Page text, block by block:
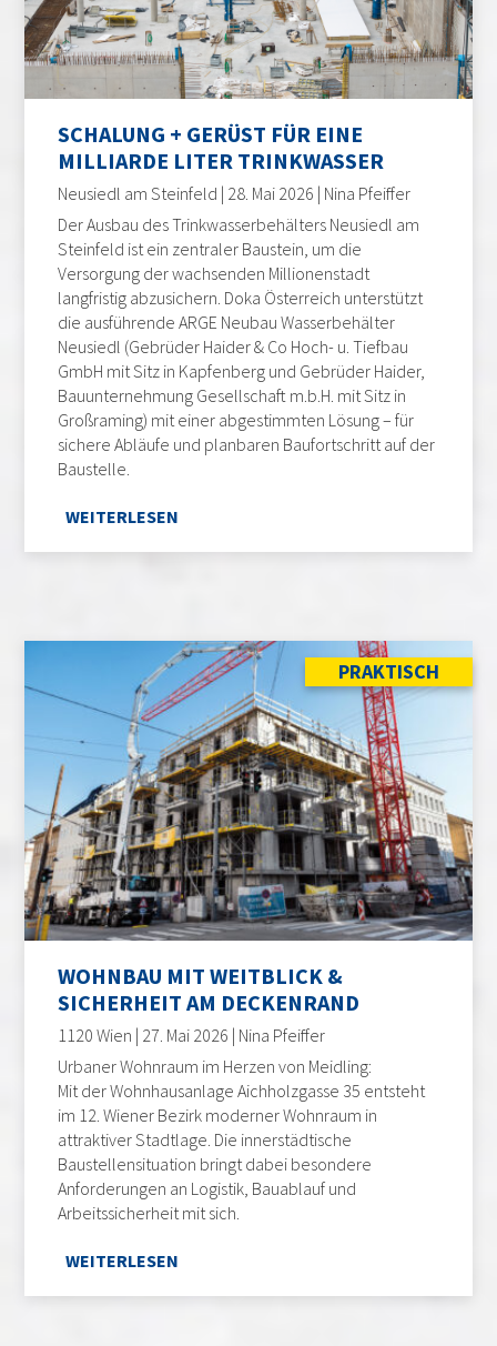
SCHALUNG + GERÜST FÜR EINE
MILLIARDE LITER TRINKWASSER
Neusiedl am Steinfeld | 28. Mai 2026 | Nina Pfeiffer
Der Ausbau des Trinkwasserbehälters Neusiedl am
Steinfeld ist ein zentraler Baustein, um die
Versorgung der wachsenden Millionenstadt
langfristig abzusichern. Doka Österreich unterstützt
die ausführende ARGE Neubau Wasserbehälter
Neusiedl (Gebrüder Haider & Co Hoch- u. Tiefbau
GmbH mit Sitz in Kapfenberg und Gebrüder Haider,
Bauunternehmung Gesellschaft m.b.H. mit Sitz in
Großraming) mit einer abgestimmten Lösung – für
sichere Abläufe und planbaren Baufortschritt auf der
Baustelle.
WEITERLESEN
PRAKTISCH
WOHNBAU MIT WEITBLICK &
SICHERHEIT AM DECKENRAND
1120 Wien | 27. Mai 2026 | Nina Pfeiffer
Urbaner Wohnraum im Herzen von Meidling:
Mit der Wohnhausanlage Aichholzgasse 35 entsteht
im 12. Wiener Bezirk moderner Wohnraum in
attraktiver Stadtlage. Die innerstädtische
Baustellensituation bringt dabei besondere
Anforderungen an Logistik, Bauablauf und
Arbeitssicherheit mit sich.
WEITERLESEN